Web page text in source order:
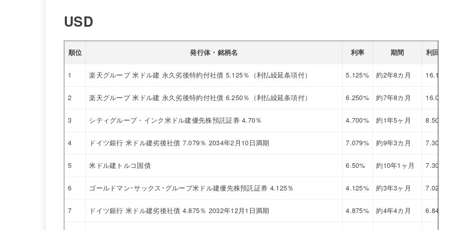
USD
順位 発行体・銘柄名 利率 期間 利回り
1 楽天グループ 米ドル建 永久劣後特約付社債 5.125％（利払繰延条項付） 5.125% 約2年8カ月 16.184
2 楽天グループ 米ドル建 永久劣後特約付社債 6.250％（利払繰延条項付） 6.250% 約7年8カ月 16.056
3 シティグループ・インク米ドル建優先株預託証券 4.70％ 4.700% 約1年5ヶ月 8.507
4 ドイツ銀行 米ドル建劣後社債 7.079％ 2034年2月10日満期 7.079% 約9年3カ月 7.304
5 米ドル建トルコ国債 6.50% 約10年1ヶ月 7.303
6 ゴールドマン･サックス･グループ米ドル建優先株預託証券 4.125％ 4.125% 約3年3ヶ月 7.022
7 ドイツ銀行 米ドル建劣後社債 4.875％ 2032年12月1日満期 4.875% 約4年4カ月 6.845